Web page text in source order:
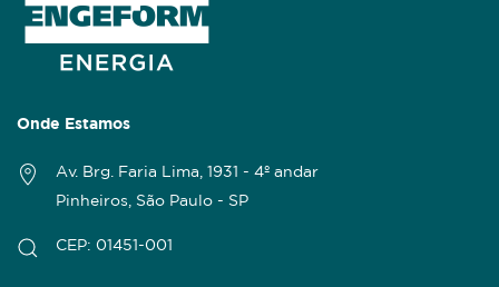
Onde Estamos
Av. Brg. Faria Lima, 1931 - 4º andar
Pinheiros, São Paulo - SP
CEP: 01451-001